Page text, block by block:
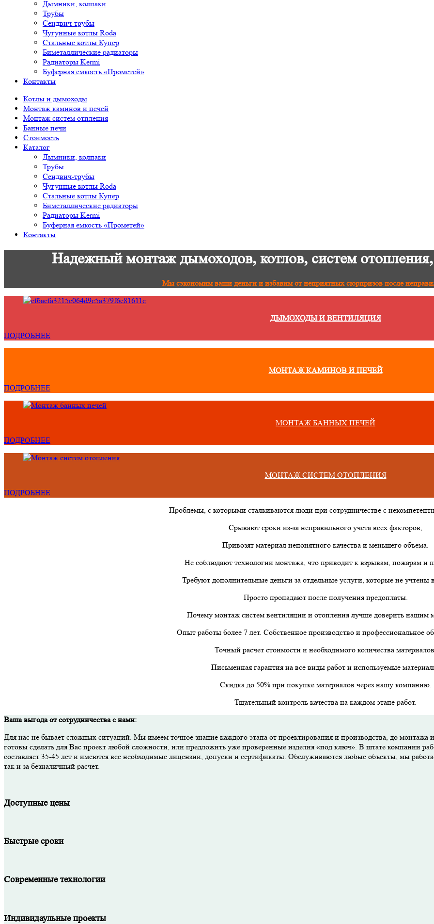
Дымники, колпаки
Трубы
Сендвич-трубы
Чугунные котлы Roda
Стальные котлы Купер
Биметаллические радиаторы
Радиаторы Kermi
Буферная емкость «Прометей»
Контакты
Котлы и дымоходы
Монтаж каминов и печей
Монтаж систем отпления
Банные печи
Стоимость
Каталог
Дымники, колпаки
Трубы
Сендвич-трубы
Чугунные котлы Roda
Стальные котлы Купер
Биметаллические радиаторы
Радиаторы Kermi
Буферная емкость «Прометей»
Контакты
Надежный монтаж дымоходов, котлов, систем
Мы сэкономим ваши деньги и избавим от неприятных сюрпризов после
ДЫМОХОДЫ И ВЕНТИЛЯЦИЯ
ПОДРОБНЕЕ
МОНТАЖ КАМИНОВ И ПЕЧЕЙ
ПОДРОБНЕЕ
МОНТАЖ БАННЫХ ПЕЧЕЙ
ПОДРОБНЕЕ
МОНТАЖ СИСТЕМ ОТОПЛЕНИЯ
ПОДРОБНЕЕ
Проблемы, с которыми сталкиваются люди при сотрудничестве с
Срывают сроки из-за неправильного учета всех факторов,
Привозят материал непонятного качества и меньшего объема.
Не соблюдают технологии монтажа, что приводит к взрывам, пожарам и
Требуют дополнительные деньги за отдельные услуги, которые не учтены
Просто пропадают после получения предоплаты.
Почему монтаж систем вентиляции и отопления лучше доверить нашим
Опыт работы более 7 лет. Собственное производство и профессиональное
Точный расчет стоимости и необходимого количества
Письменная гарантия на все виды работ и используемые
Скидка до 50% при покупке материалов через нашу компанию.
Тщательный контроль качества на каждом этапе работ.
Ваша выгода от сотрудничества с нами:
Для нас не бывает сложных ситуаций. Мы имеем точное знание каждого этапа от проектирования и производства, до
готовы сделать для Вас проект любой сложности, или предложить уже проверенные изделия «под ключ». В штате компании
составляет 35-45 лет и имеются все необходимые лицензии, допуски и сертификаты. Обслуживаются любые объекты, мы
так и за безналичный расчет.
Доступные цены
Быстрые сроки
Современные технологии
Индивидаульные проекты